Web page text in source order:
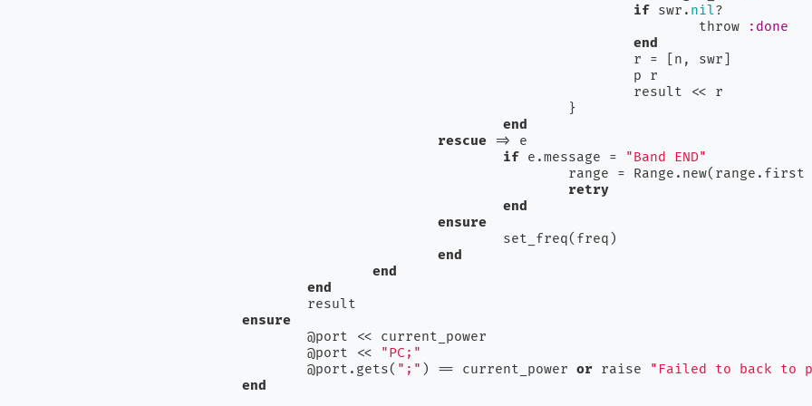
if swr. nil?
							throw
:done
end
end
rescue => e
if e.message =
"Band END"
retry
end
ensure
end
end
end
ensure
	@port <<
"PC;"
	@port.gets(
";" ) == current_power or raise
"Failed to back to
end